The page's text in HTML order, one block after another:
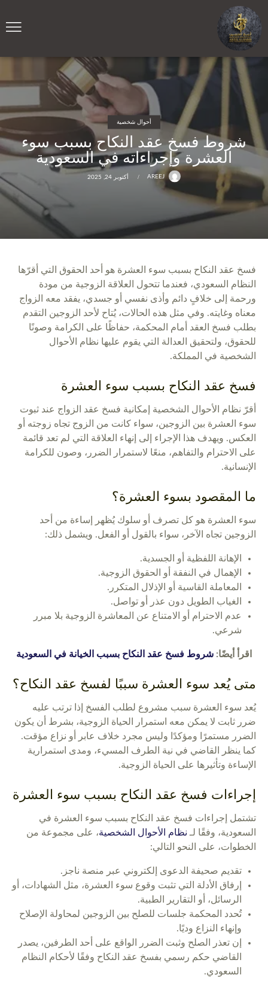
أحوال شخصية
شروط فسخ عقد النكاح بسبب سوء
العشرة وإجراءاته في السعودية
AREEJ أكتوبر 24, 2025
فسخ عقد النكاح بسبب سوء العشرة هو أحد الحقوق التي أقرّها
النظام السعودي، فعندما تتحول العلاقة الزوجية من مودة
ورحمة إلى خلافٍ دائم وأذى نفسي أو جسدي، يفقد معه الزواج
معناه وغايته. وفي مثل هذه الحالات، يُتاح لأحد الزوجين التقدم
بطلب فسخ العقد أمام المحكمة، حفاظًا على الكرامة وصونًا
للحقوق، ولتحقيق العدالة التي يقوم عليها نظام الأحوال
الشخصية في المملكة.
فسخ عقد النكاح بسبب سوء العشرة
أقرّ نظام الأحوال الشخصية إمكانية فسخ عقد الزواج عند ثبوت
سوء العشرة بين الزوجين، سواء كانت من الزوج تجاه زوجته أو
العكس. ويهدف هذا الإجراء إلى إنهاء العلاقة التي لم تعد قائمة
على الاحترام والتفاهم، منعًا لاستمرار الضرر، وصون للكرامة
الإنسانية.
ما المقصود بسوء العشرة؟
سوء العشرة هو كل تصرف أو سلوك يُظهر إساءة من أحد
الزوجين تجاه الآخر، سواء بالقول أو الفعل. ويشمل ذلك:
الإهانة اللفظية أو الجسدية.
الإهمال في النفقة أو الحقوق الزوجية.
المعاملة القاسية أو الإذلال المتكرر.
الغياب الطويل دون عذر أو تواصل.
عدم الاحترام أو الامتناع عن المعاشرة الزوجية بلا مبرر
شرعي.
اقرأ أيضًا: شروط فسخ عقد النكاح بسبب الخيانة في السعودية
متى يُعد سوء العشرة سببًا لفسخ عقد النكاح؟
يُعد سوء العشرة سبب مشروع لطلب الفسخ إذا ترتب عليه
ضرر ثابت لا يمكن معه استمرار الحياة الزوجية، بشرط أن يكون
الضرر مستمرًا ومؤكدًا وليس مجرد خلاف عابر أو نزاع مؤقت.
كما ينظر القاضي في نية الطرف المسيء، ومدى استمرارية
الإساءة وتأثيرها على الحياة الزوجية.
إجراءات فسخ عقد النكاح بسبب سوء العشرة
تشتمل إجراءات فسخ عقد النكاح بسبب سوء العشرة في
السعودية، وفقًا لـ نظام الأحوال الشخصية، على مجموعة من
الخطوات، على النحو التالي:
تقديم صحيفة الدعوى إلكتروني عبر منصة ناجز.
إرفاق الأدلة التي تثبت وقوع سوء العشرة، مثل الشهادات، أو
الرسائل، أو التقارير الطبية.
تُحدد المحكمة جلسات للصلح بين الزوجين لمحاولة الإصلاح
وإنهاء النزاع وديًا.
إن تعذر الصلح وثبت الضرر الواقع على أحد الطرفين، يصدر
القاضي حكم رسمي بفسخ عقد النكاح وفقًا لأحكام النظام
السعودي.